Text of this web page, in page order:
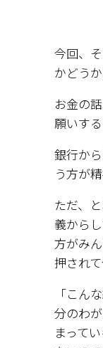
今回、
かどう
お金の
願いす
銀行か
う方が
ただ、
義から
方がみ
押され
「こん
分のわ
まって